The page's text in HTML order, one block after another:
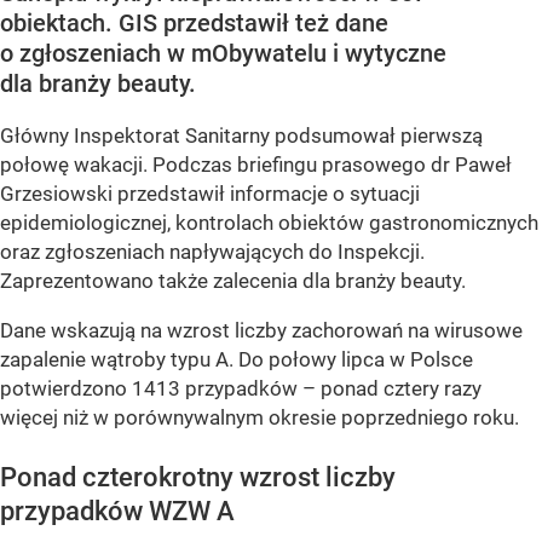
obiektach. GIS przedstawił też dane
o zgłoszeniach w mObywatelu i wytyczne
dla branży beauty.
Główny Inspektorat Sanitarny podsumował pierwszą
połowę wakacji. Podczas briefingu prasowego dr Paweł
Grzesiowski przedstawił informacje o sytuacji
epidemiologicznej, kontrolach obiektów gastronomicznych
oraz zgłoszeniach napływających do Inspekcji.
Zaprezentowano także zalecenia dla branży beauty.
Dane wskazują na wzrost liczby zachorowań na wirusowe
zapalenie wątroby typu A. Do połowy lipca w Polsce
potwierdzono 1413 przypadków – ponad cztery razy
więcej niż w porównywalnym okresie poprzedniego roku.
Ponad czterokrotny wzrost liczby
przypadków WZW A